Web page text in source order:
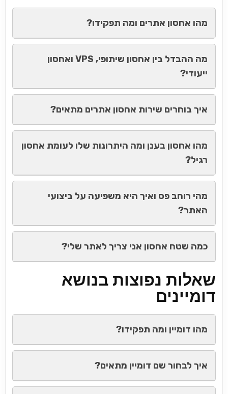
מהו אחסון אתרים ומה תפקידו?
מה ההבדל בין אחסון שיתופי, VPS ואחסון
ייעודי?
איך בוחרים שירות אחסון אתרים מתאים?
מהו אחסון בענן ומה היתרונות שלו לעומת אחסון
רגיל?
מהי רוחב פס ואיך היא משפיעה על ביצועי
האתר?
כמה שטח אחסון אני צריך לאתר שלי?
שאלות נפוצות בנושא
דומיינים
מהו דומיין ומה תפקידו?
איך לבחור שם דומיין מתאים?